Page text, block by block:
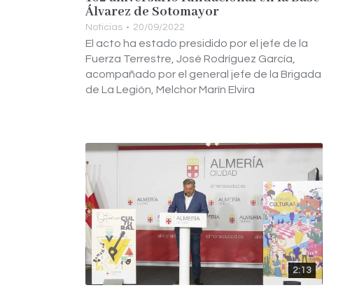
Álvarez de Sotomayor
Noticias 20/09/2022
El acto ha estado presidido por el jefe de la
Fuerza Terrestre, José Rodríguez García,
acompañado por el general jefe de la Brigada
de La Legión, Melchor Marín Elvira
2:13